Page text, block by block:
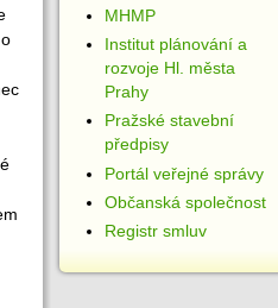
MHMP
Institut plánování a
rozvoje Hl. města
Prahy
Pražské stavební
předpisy
Portál veřejné správy
Občanská společnost
Registr smluv